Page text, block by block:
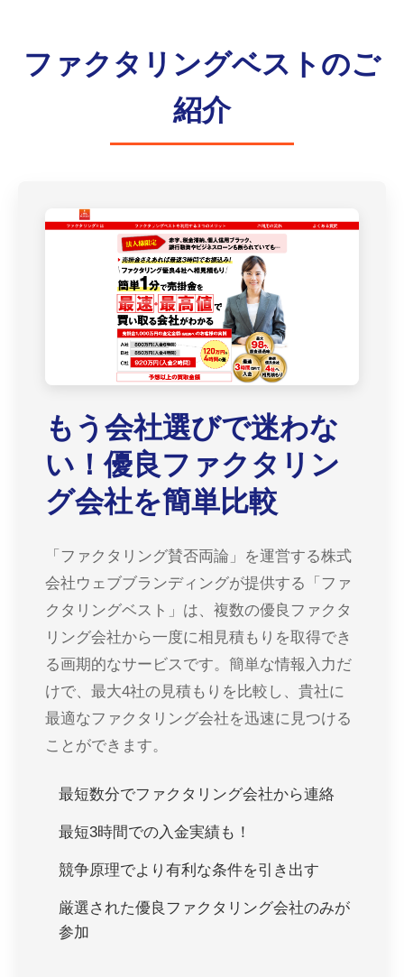
ファクタリングベストのご
紹介
もう会社選びで迷わな
い！優良ファクタリン
グ会社を簡単比較
「ファクタリング賛否両論」を運営する株式
会社ウェブブランディングが提供する「ファ
クタリングベスト」は、複数の優良ファクタ
リング会社から一度に相見積もりを取得でき
る画期的なサービスです。簡単な情報入力だ
けで、最大4社の見積もりを比較し、貴社に
最適なファクタリング会社を迅速に見つける
ことができます。
最短数分でファクタリング会社から連絡
最短3時間での入金実績も！
競争原理でより有利な条件を引き出す
厳選された優良ファクタリング会社のみが
参加